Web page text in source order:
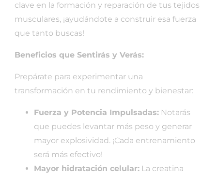
clave en la formación y reparación de tus tejidos
musculares, ¡ayudándote a construir esa fuerza
que tanto buscas!
Beneficios que Sentirás y Verás:
Prepárate para experimentar una
transformación en tu rendimiento y bienestar:
Fuerza y Potencia Impulsadas: Notarás
que puedes levantar más peso y generar
mayor explosividad. ¡Cada entrenamiento
será más efectivo!
Mayor hidratación celular: La creatina